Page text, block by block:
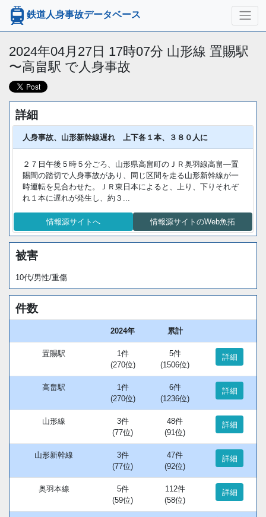
鉄道人身事故データベース
2024年04月27日 17時07分 山形線 置賜駅
〜高畠駅 で人身事故
詳細
人身事故、山形新幹線遅れ 上下各１本、３８０人に
２７日午後５時５分ごろ、山形県高畠町のＪＲ奥羽線高畠―置
賜間の踏切で人身事故があり、同じ区間を走る山形新幹線が一
時運転を見合わせた。ＪＲ東日本によると、上り、下りそれぞ
れ１本に遅れが発生し、約３...
情報源サイトへ 情報源サイトのWeb魚拓
被害
10代/男性/重傷
件数
2024年 累計
置賜駅
1件
(270位)
5件
(1506位)
詳細
高畠駅
1件
(270位)
6件
(1236位)
詳細
山形線
3件
(77位)
48件
(91位)
詳細
山形新幹線
3件
(77位)
47件
(92位)
詳細
奥羽本線
5件
(59位)
112件
(58位)
詳細